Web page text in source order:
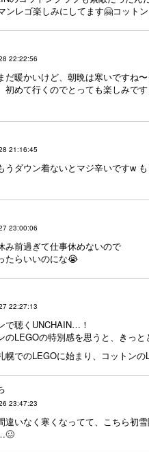
ンレゴ楽しみにしてます🤗コット
22:22:56
だ暖かいけど、朝晩は寒いですね
初めて行くのでとっても楽しみで
21:16:45
うダウン着ないとマジ辛いですw
23:00:06
み前過ぎて仕事休めないので
たらいいのにな😭
22:27:13
で聴くUNCHAIN…！
のLEGOの特別感を思うと、きっ
幌でのLEGOに始まり、コットン
23:47:23
違いなく寒くなってて、こちら初